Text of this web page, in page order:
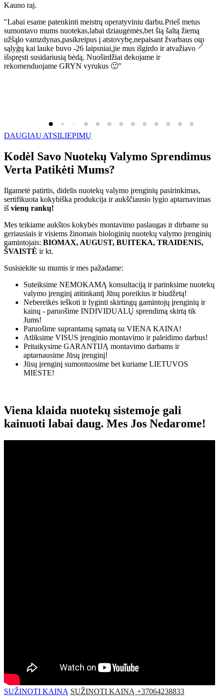
Kauno raj.
"Labai esame patenkinti meistrų operatyviniu darbu.Prieš metus
sumontavo mums nuotekas,labai dziaugėmės,bet šią šaltą žiemą
užšąlo vamzdynas,pasikreipus į atstovybę,nepaisant žvarbaus oro
sąlygų kai lauke buvo -26 laipsniai,jie mus išgirdo ir atvažiavo
išspręsti susidariusią bėdą. Nuoširdžiai dekojame ir
rekomenduojame GRYN vyrukus 🙂"
DAUGIAU ATSILIEPIMŲ
Kodėl Savo Nuotekų Valymo Sprendimus
Verta Patikėti Mums?
Ilgametė patirtis, didelis nuotekų valymo įrenginių pasirinkimas,
sertifikuota kokybiška produkcija ir aukščiausio lygio aptarnavimas
iš vienų rankų!
Mes teikiame aukštos kokybės montavimo paslaugas ir dirbame su
geriausiais ir visiems žinomais biologinių nuotekų valymo įrenginių
gamintojais: BIOMAX, AUGUST, BUITEKA, TRAIDENIS,
ŠVAISTĖ ir kt.
Susisiekite su mumis ir mes pažadame:
Suteiksime NEMOKAMĄ konsultaciją ir parinksime nuotekų
valymo įrenginį atitinkantį Jūsų poreikius ir biudžetą!
Nebereikės ieškoti ir lyginti skirtingų gamintojų įrenginių ir
kainų - paruošime INDIVIDUALŲ sprendimą skirtą tik
Jums!
Paruošime suprantamą sąmatą su VIENA KAINA!
Atliksime VISUS įrenginio montavimo ir paleidimo darbus!
Pritaikysime GARANTIJĄ montavimo darbams ir
aptarnausime Jūsų įrenginį!
Jūsų įrenginį sumontuosime bet kuriame LIETUVOS
MIESTE!
Viena klaida nuotekų sistemoje gali
kainuoti labai daug. Mes Jos Nedarome!
SUŽINOTI KAINĄ SUŽINOTI KAINĄ +37064238833